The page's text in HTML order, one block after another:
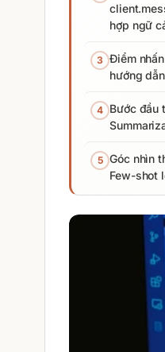
hợp ngữ
3 Điểm
hướng
4
Bước đầu
5 Góc nhìn
Few-shot